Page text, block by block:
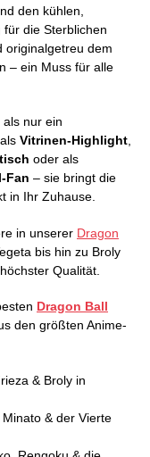
den kühlen,
die Sterblichen
originalgetreu dem
– ein Muss für alle
nur ein
Vitrinen-Highlight,
oder als
Fan – sie bringt die
in Ihr Zuhause.
in unserer Dragon
bis hin zu Broly
Qualität.
Dragon Ball
den größten Anime-
& Broly in
& der Vierte